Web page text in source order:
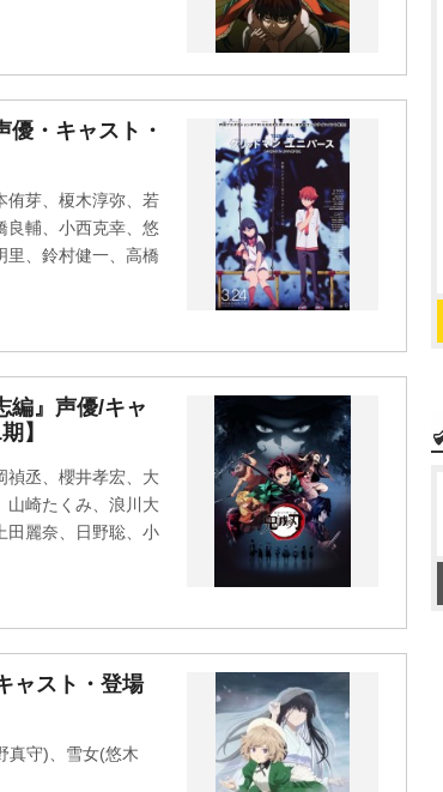
・キャスト・
侑芽、榎木淳弥、若
良輔、小西克幸、悠
里、鈴村健一、高橋
編』声優/キャ
】
禎丞、櫻井孝宏、大
山崎たくみ、浪川大
田麗奈、日野聡、小
ャスト・登場
真守)、雪女(悠木